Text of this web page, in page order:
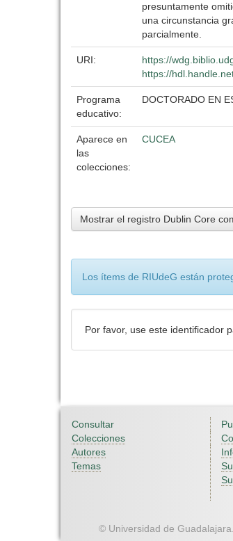
presuntamente
una circunstancia
parcialmente.
URI:
https://
https://
Programa
educativo:
DOCTORADO EN
Aparece en
las
colecciones:
CUCEA
Mostrar el registro Dublin Core
Los ítems de RIUdeG están
Por favor, use este identificador
Consultar
Colecciones
Autores
Temas
© Universidad de